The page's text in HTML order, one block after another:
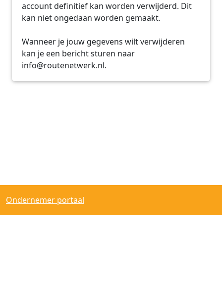
account definitief kan worden verwijderd. Dit
kan niet ongedaan worden gemaakt.
Wanneer je jouw gegevens wilt verwijderen
kan je een bericht sturen naar
info@routenetwerk.nl.
Ondernemer portaal